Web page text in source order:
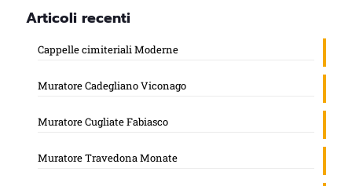
Articoli recenti
Cappelle cimiteriali Moderne
Muratore Cadegliano Viconago
Muratore Cugliate Fabiasco
Muratore Travedona Monate